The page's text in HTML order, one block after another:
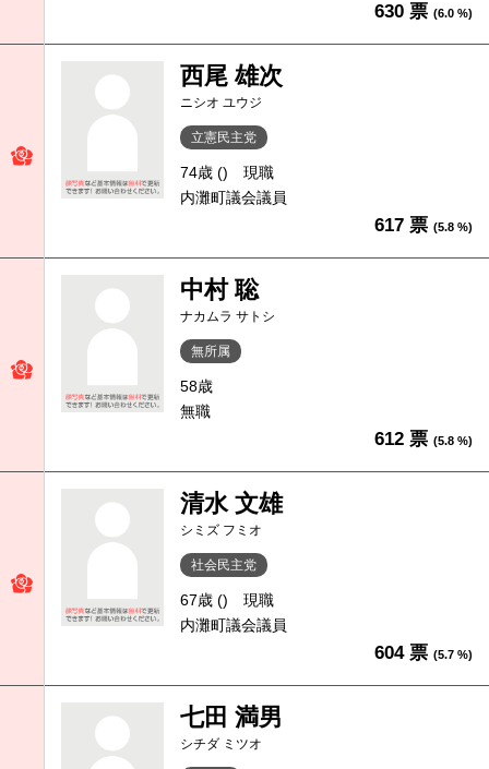
630 票 (6.0 %)
西尾 雄次
ニシオ ユウジ
立憲民主党
74歳 ()
現職
内灘町議会議員
617 票 (5.8 %)
中村 聡
ナカムラ サトシ
無所属
58歳
無職
612 票 (5.8 %)
清水 文雄
シミズ フミオ
社会民主党
67歳 ()
現職
内灘町議会議員
604 票 (5.7 %)
七田 満男
シチダ ミツオ